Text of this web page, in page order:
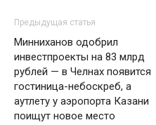
Предыдущая статья
Минниханов одобрил
инвестпроекты на 83 млрд
рублей — в Челнах появится
гостиница-небоскреб, а
аутлету у аэропорта Казани
поищут новое место